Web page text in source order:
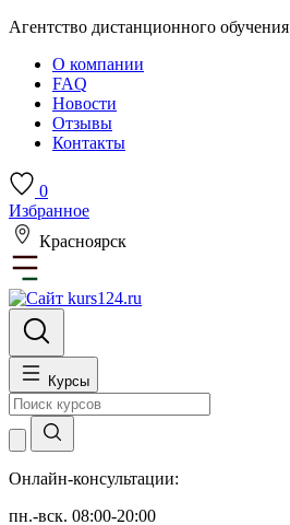
Агентство дистанционного обучения
О компании
FAQ
Новости
Отзывы
Контакты
0
Избранное
Красноярск
Курсы
Онлайн-консультации:
пн.-вск. 08:00-20:00